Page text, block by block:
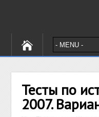
Тесты по
2007.